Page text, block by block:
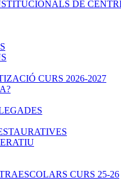
DE
CURS 2026-2027
CURS 25-26